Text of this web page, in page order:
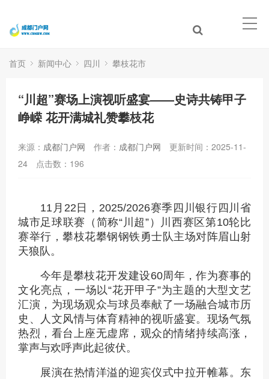
首页 新闻中心 四川 攀枝花市
“川超”赛场上演视听盛宴——史诗共铸甲子
峥嵘 花开满城礼赞攀枝花
来源： 成都门户网 作者： 成都门户网
更新时间：2025-11-
24
点击数： 196
11月22日，2025/2026赛季四川银行四川省
城市足球联赛（简称“川超”）川西赛区第10轮比
赛举行，攀枝花攀钢钢铁勇士队主场对阵眉山射
天狼队。
今年是攀枝花开发建设60周年，作为赛事的
文化亮点，一场以“花开甲子”为主题的大型文艺
汇演，为现场观众与球员奉献了一场融合城市历
史、人文风情与体育精神的视听盛宴。现场气氛
热烈，看台上座无虚席，观众的情绪持续高涨，
掌声与欢呼声此起彼伏。
展演在热情洋溢的迎宾仪式中拉开帷幕。东